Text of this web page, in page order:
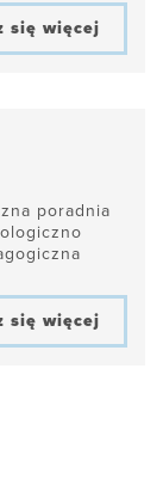
się więcej
poradnia
się więcej